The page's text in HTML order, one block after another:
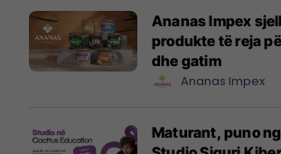
Ananas Impex
produkte të reja
dhe gatim
Ananas Impex
Maturant, puno